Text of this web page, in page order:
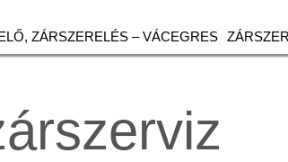
ZÁRSZERELÉS – VÁCEGRES